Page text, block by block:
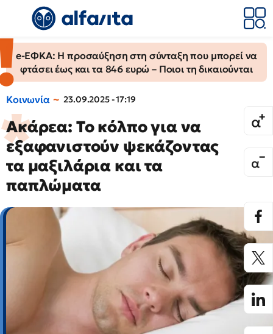
e-ΕΦΚΑ: Η προσαύξηση στη σύνταξη που μπορεί να
φτάσει έως και τα 846 ευρώ – Ποιοι τη δικαιούνται
Κοινωνία 23.09.2025 - 17:19
Ακάρεα: Το κόλπο για να
εξαφανιστούν ψεκάζοντας
τα μαξιλάρια και τα
παπλώματα